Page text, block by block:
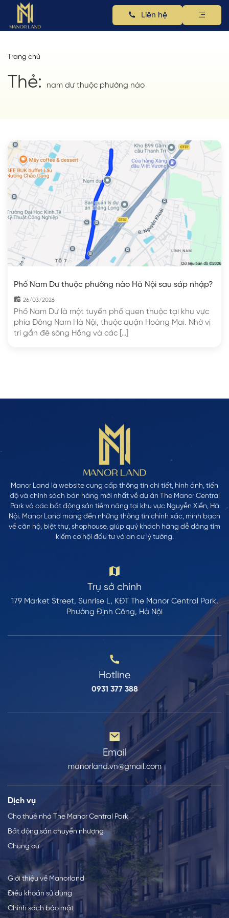
Liên hệ
Trang chủ
Thẻ: nam dư thuộc phường nào
Phố Nam Dư thuộc phường nào Hà Nội sau sáp nhập?
26/03/2026
Phố Nam Dư là một tuyến phố quen thuộc tại khu vực
phía Đông Nam Hà Nội, thuộc quận Hoàng Mai. Nhờ vị
trí gần đê sông Hồng và các […]
Manor Land là website cung cấp thông tin chi tiết, hình ảnh, tiến
độ và chính sách bán hàng mới nhất về dự án The Manor Central
Park và các bất động sản tiềm năng tại khu vực Nguyễn Xiển, Hà
Nội. Manor Land mang đến những thông tin chính xác, minh bạch
về căn hộ, biệt thự, shophouse, giúp quý khách hàng dễ dàng tìm
kiếm cơ hội đầu tư và an cư lý tưởng.
Trụ sở chính
179 Market Street, Sunrise L, KĐT The Manor Central Park,
Phường Định Công, Hà Nội
Hotline
0931 377 388
Email
manorland.vn@gmail.com
Dịch vụ
Cho thuê nhà The Manor Central Park
Bất động sản chuyển nhượng
Chung cư
Giới thiệu về Manorland
Điều khoản sử dụng
Chính sách bảo mật